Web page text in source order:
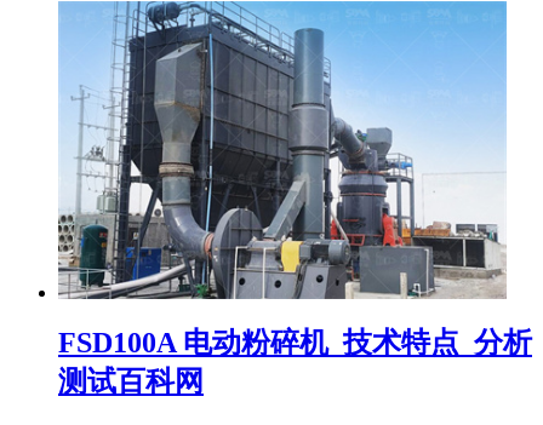
FSD100A 电动粉碎机_技术特点_分析
测试百科网